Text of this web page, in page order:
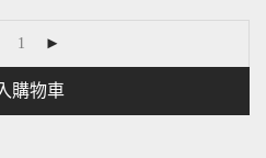
購物車